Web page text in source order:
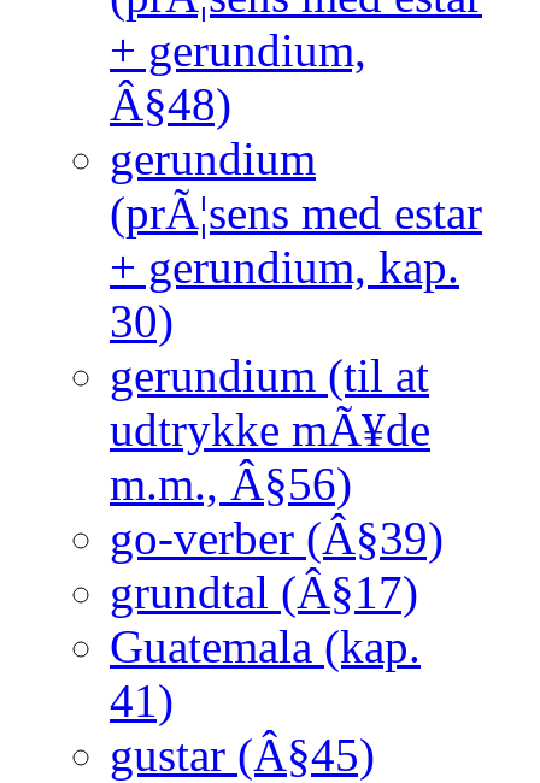
+ gerundium,
Â§48)
gerundium
(prÃ¦sens med estar
+ gerundium, kap.
30)
gerundium (til at
udtrykke mÃ¥de
m.m., Â§56)
go-verber (Â§39)
grundtal (Â§17)
Guatemala (kap.
41)
gustar (Â§45)